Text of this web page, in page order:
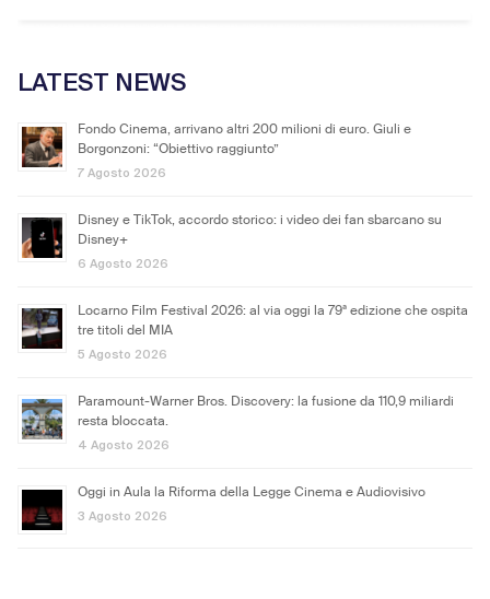
LATEST NEWS
Fondo Cinema, arrivano altri 200 milioni di euro. Giuli e
Borgonzoni: “Obiettivo raggiunto”
7 Agosto 2026
Disney e TikTok, accordo storico: i video dei fan sbarcano su
Disney+
6 Agosto 2026
Locarno Film Festival 2026: al via oggi la 79ª edizione che ospita
tre titoli del MIA
5 Agosto 2026
Paramount-Warner Bros. Discovery: la fusione da 110,9 miliardi
resta bloccata.
4 Agosto 2026
Oggi in Aula la Riforma della Legge Cinema e Audiovisivo
3 Agosto 2026